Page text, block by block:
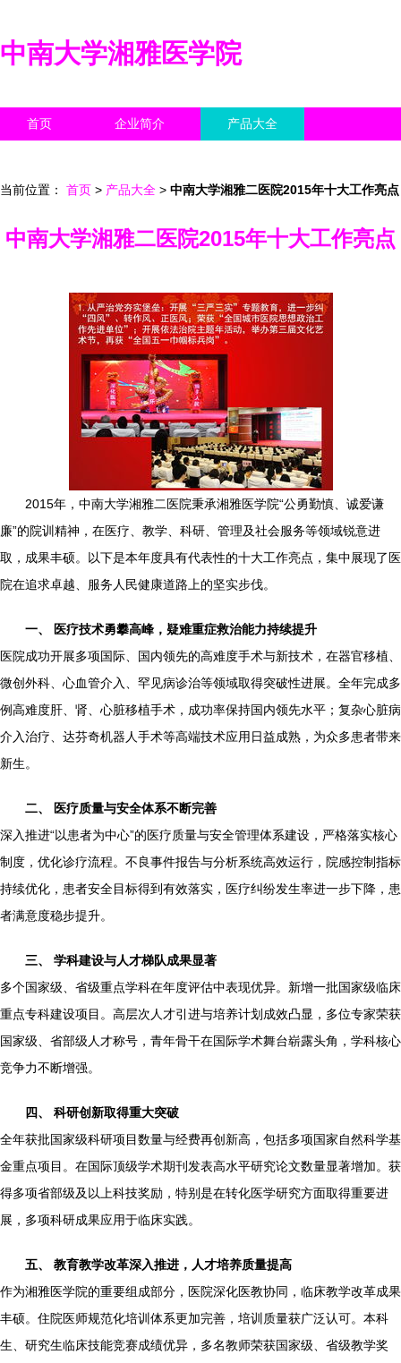
中南大学湘雅医学院
首页 企业简介 产品大全
当前位置： 首页 > 产品大全 > 中南大学湘雅二医院2015年十大工作亮点
中南大学湘雅二医院2015年十大工作亮点
2015年，中南大学湘雅二医院秉承湘雅医学院“公勇勤慎、诚爱谦
廉”的院训精神，在医疗、教学、科研、管理及社会服务等领域锐意进
取，成果丰硕。以下是本年度具有代表性的十大工作亮点，集中展现了医
院在追求卓越、服务人民健康道路上的坚实步伐。
一、 医疗技术勇攀高峰，疑难重症救治能力持续提升
医院成功开展多项国际、国内领先的高难度手术与新技术，在器官移植、
微创外科、心血管介入、罕见病诊治等领域取得突破性进展。全年完成多
例高难度肝、肾、心脏移植手术，成功率保持国内领先水平；复杂心脏病
介入治疗、达芬奇机器人手术等高端技术应用日益成熟，为众多患者带来
新生。
二、 医疗质量与安全体系不断完善
深入推进“以患者为中心”的医疗质量与安全管理体系建设，严格落实核心
制度，优化诊疗流程。不良事件报告与分析系统高效运行，院感控制指标
持续优化，患者安全目标得到有效落实，医疗纠纷发生率进一步下降，患
者满意度稳步提升。
三、 学科建设与人才梯队成果显著
多个国家级、省级重点学科在年度评估中表现优异。新增一批国家级临床
重点专科建设项目。高层次人才引进与培养计划成效凸显，多位专家荣获
国家级、省部级人才称号，青年骨干在国际学术舞台崭露头角，学科核心
竞争力不断增强。
四、 科研创新取得重大突破
全年获批国家级科研项目数量与经费再创新高，包括多项国家自然科学基
金重点项目。在国际顶级学术期刊发表高水平研究论文数量显著增加。获
得多项省部级及以上科技奖励，特别是在转化医学研究方面取得重要进
展，多项科研成果应用于临床实践。
五、 教育教学改革深入推进，人才培养质量提高
作为湘雅医学院的重要组成部分，医院深化医教协同，临床教学改革成果
丰硕。住院医师规范化培训体系更加完善，培训质量获广泛认可。本科
生、研究生临床技能竞赛成绩优异，多名教师荣获国家级、省级教学奖